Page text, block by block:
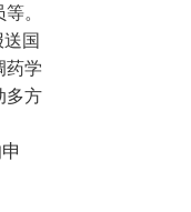
。
国
药学
多方